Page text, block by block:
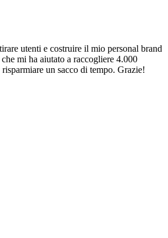
utenti e costruire il mio personal brand
mi ha aiutato a raccogliere 4.000
un sacco di tempo. Grazie!